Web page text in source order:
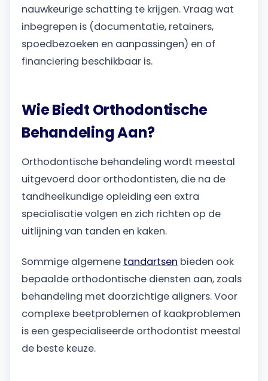
nauwkeurige schatting te krijgen. Vraag wat
inbegrepen is (documentatie, retainers,
spoedbezoeken en aanpassingen) en of
financiering beschikbaar is.
Wie Biedt Orthodontische
Behandeling Aan?
Orthodontische behandeling wordt meestal
uitgevoerd door orthodontisten, die na de
tandheelkundige opleiding een extra
specialisatie volgen en zich richten op de
uitlijning van tanden en kaken.
Sommige algemene tandartsen bieden ook
bepaalde orthodontische diensten aan, zoals
behandeling met doorzichtige aligners. Voor
complexe beetproblemen of kaakproblemen
is een gespecialiseerde orthodontist meestal
de beste keuze.